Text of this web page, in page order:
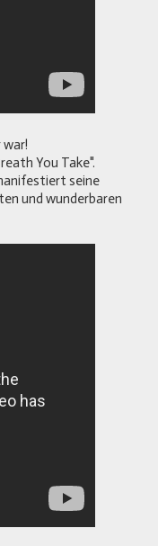
You Take".
seine
und wunderbaren